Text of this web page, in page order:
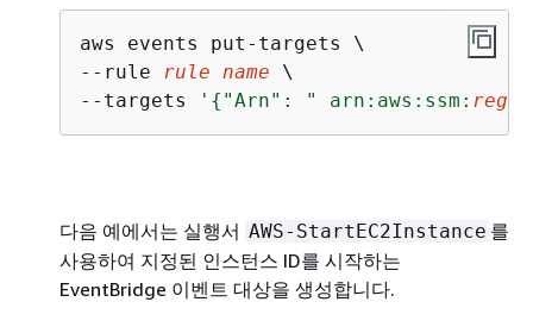
aws events put-targets \
--rule rule name \
--targets
' { "Arn": " arn:aws:ssm:
다음 예에서는 실행서 AWS-StartEC2Instance 를
사용하여 지정된 인스턴스 ID를 시작하는
EventBridge 이벤트 대상을 생성합니다.